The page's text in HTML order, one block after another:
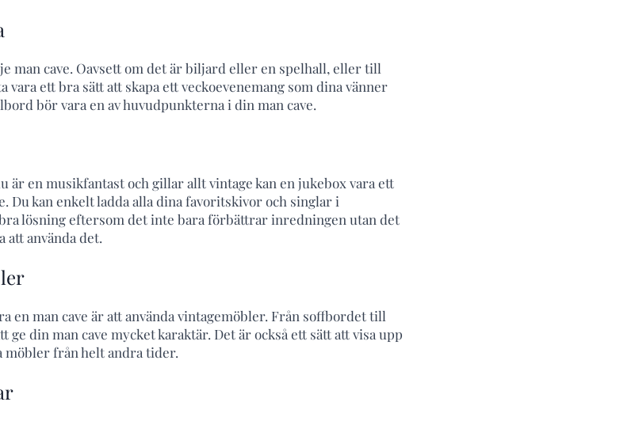
man cave. Oavsett om det är biljard eller en spelhall, eller till
vara ett bra sätt att skapa ett veckoevenemang som dina vänner
bör vara en av huvudpunkterna i din man cave.
är en musikfantast och gillar allt vintage kan en jukebox vara ett
Du kan enkelt ladda alla dina favoritskivor och singlar i
lösning eftersom det inte bara förbättrar inredningen utan det
att använda det.
en man cave är att använda vintagemöbler. Från soffbordet till
ge din man cave mycket karaktär. Det är också ett sätt att visa upp
från helt andra tider.